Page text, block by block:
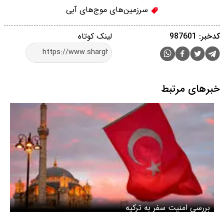
سرزمین‌های موج‌های آبی
لینک کوتاه کدخبر: 987601
خبرهای مرتبط
بررسی امنیت سفر به ترکیه